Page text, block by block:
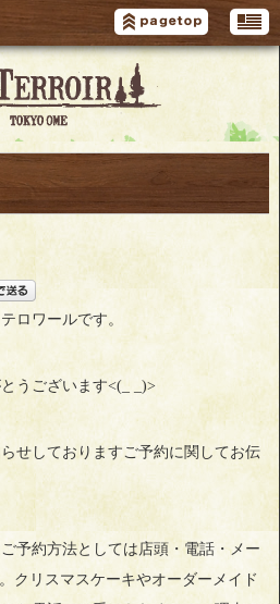
ロワールです。
うございます<(_ _)>
せしておりますご予約に関してお伝
予約方法としては店頭・電話・メー
クリスマスケーキやオーダーメイド